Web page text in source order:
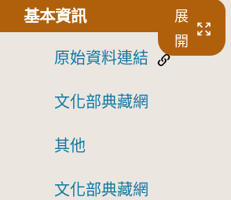
基本資訊
展
開
原始資料連結
文化部典藏網
其他
文化部典藏網